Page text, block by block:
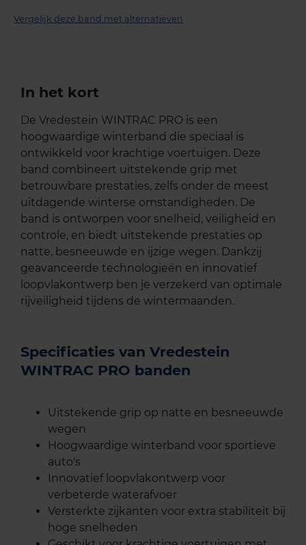
Vergelijk deze band met alternatieven
In het kort
De Vredestein WINTRAC PRO is een
hoogwaardige winterband die speciaal is
ontwikkeld voor krachtige voertuigen. Deze
band combineert uitstekende grip met
betrouwbare prestaties, zelfs onder de meest
uitdagende winterse omstandigheden. De
band is ontworpen voor snelheid, veiligheid en
controle, en biedt uitstekende prestaties op
natte, besneeuwde en ijzige wegen. Dankzij
geavanceerde technologieën en innovatief
loopvlakontwerp ben je verzekerd van optimale
rijveiligheid tijdens de wintermaanden.
Specificaties van Vredestein
WINTRAC PRO banden
Uitstekende grip op natte en besneeuwde
wegen
Hoogwaardige winterband voor sportieve
auto's
Innovatief loopvlakontwerp voor
verbeterde waterafvoer
Versterkte zijkanten voor extra stabiliteit bij
hoge snelheden